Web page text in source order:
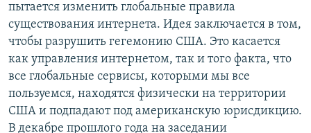
пытается изменить глобальные правила
существования интернета. Идея заключается в том,
чтобы разрушить гегемонию США. Это касается
как управления интернетом, так и того факта, что
все глобальные сервисы, которыми мы все
пользуемся, находятся физически на территории
США и подпадают под американскую юрисдикцию.
В декабре прошлого года на заседании